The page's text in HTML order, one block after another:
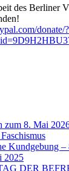
des Berliner
donate/?
zum 8. Mai
Kundgebung
2025
DER